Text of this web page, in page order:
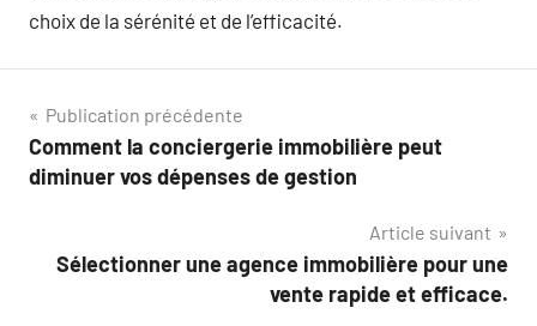
choix de la sérénité et de l’efficacité.
Navigation
de
Publication précédente
Comment la conciergerie immobilière peut
diminuer vos dépenses de gestion
Article suivant
Sélectionner une agence immobilière pour une
vente rapide et efficace.